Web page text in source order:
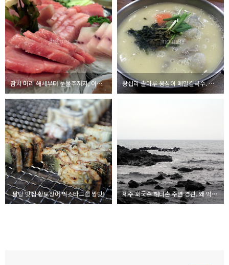
참치 머리 해체부터 눈물주까지, 이춘복 참치 왕십리 솔마루 옹심이 메밀칼국수. 서울에서 먹는 강원도의 맛
팔당 맛집 황토장어 먹스타그램 짱맛! 제주 회국수 해녀촌 주변 경관. 왜 먹지를 못하니!